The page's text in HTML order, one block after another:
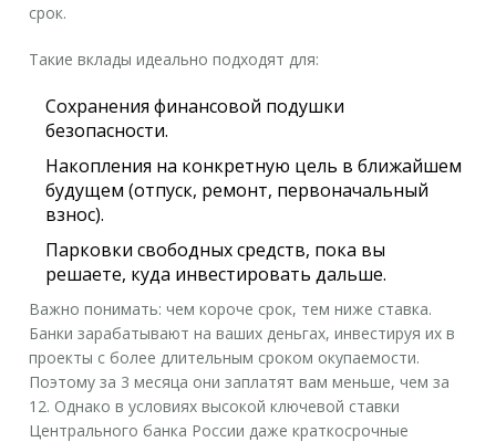
срок.
Такие вклады идеально подходят для:
Сохранения финансовой подушки
безопасности.
Накопления на конкретную цель в ближайшем
будущем (отпуск, ремонт, первоначальный
взнос).
Парковки свободных средств, пока вы
решаете, куда инвестировать дальше.
Важно понимать: чем короче срок, тем ниже ставка.
Банки зарабатывают на ваших деньгах, инвестируя их в
проекты с более длительным сроком окупаемости.
Поэтому за 3 месяца они заплатят вам меньше, чем за
12. Однако в условиях высокой ключевой ставки
Центрального банка России даже краткосрочные